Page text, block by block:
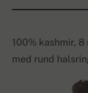
100% kashmir,
med rund